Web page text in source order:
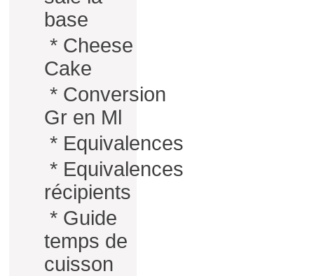
base
* Cheese
Cake
* Conversion
Gr en Ml
* Equivalences
* Equivalences
récipients
* Guide
temps de
cuisson